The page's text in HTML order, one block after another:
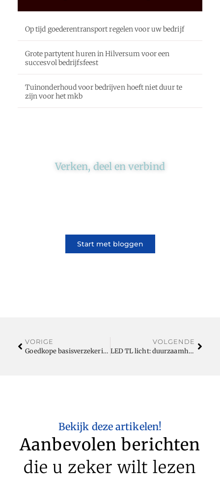
Op tijd goederentransport regelen voor uw bedrijf
Grote partytent huren in Hilversum voor een
succesvol bedrijfsfeest
Tuinonderhoud voor bedrijven hoeft niet duur te
zijn voor het mkb
Verken, deel en verbind
Start met bloggen
VORIGE
Goedkope basisverzekering 2022 – Hoe het te vinden en wat te verwachten?
VOLGENDE
LED TL licht: duurzaamheid in grote ruimtes
Bekijk deze artikelen!
Aanbevolen berichten
die u zeker wilt lezen